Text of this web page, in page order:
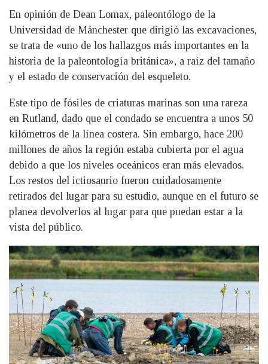
En opinión de Dean Lomax, paleontólogo de la
Universidad de Mánchester que dirigió las excavaciones,
se trata de «uno de los hallazgos más importantes en la
historia de la paleontología británica», a raíz del tamaño
y el estado de conservación del esqueleto.
Este tipo de fósiles de criaturas marinas son una rareza
en Rutland, dado que el condado se encuentra a unos 50
kilómetros de la línea costera. Sin embargo, hace 200
millones de años la región estaba cubierta por el agua
debido a que los niveles oceánicos eran más elevados.
Los restos del ictiosaurio fueron cuidadosamente
retirados del lugar para su estudio, aunque en el futuro se
planea devolverlos al lugar para que puedan estar a la
vista del público.